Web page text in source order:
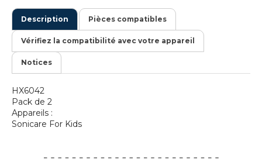
Description Pièces compatibles
Vérifiez la compatibilité avec votre appareil
Notices
HX6042
Pack de 2
Appareils :
Sonicare For Kids